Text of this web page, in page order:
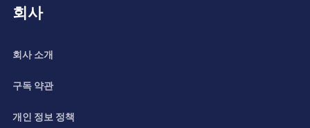
회사
회사 소개
구독 약관
개인 정보 정책